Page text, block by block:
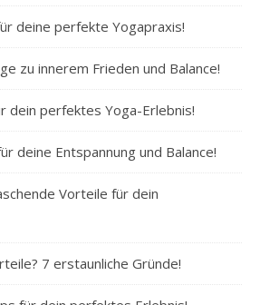
deine perfekte Yogapraxis!
zu innerem Frieden und Balance!
dein perfektes Yoga-Erlebnis!
deine Entspannung und Balance!
Vorteile für dein
7 erstaunliche Gründe!